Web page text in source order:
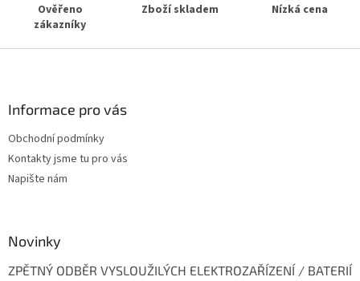
Ověřeno
zákazníky
Zboží skladem Nízká cena
Informace pro vás
Obchodní podmínky
Kontakty jsme tu pro vás
Napište nám
Novinky
ZPĚTNÝ ODBĚR VYSLOUŽILÝCH ELEKTROZAŘÍZENÍ / BATERIÍ